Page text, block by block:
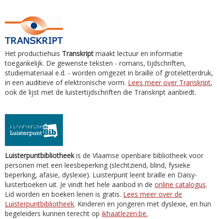
Het productiehuis Transkript maakt lectuur en informatie
toegankelijk. De gewenste teksten - romans, tijdschriften,
studiemateriaal e.d. - worden omgezet in braille of groteletterdruk,
in een auditieve of elektronische vorm. Lees meer over Transkript,
ook de lijst met de luistertijdschriften die Transkript aanbiedt.
Luisterpuntbibliotheekis de Vlaamse openbare bibliotheek voor
personen met een leesbeperking (slechtziend, blind, fysieke
beperking, afasie, dyslexie). Luisterpunt leent braille en Daisy-
luisterboeken uit. Je vindt het hele aanbod in de online catalogus.
Lid worden en boeken lenen is gratis. Lees meer over de
Luisterpuntbibliotheek. Kinderen en jongeren met dyslexie, en hun
begeleiders kunnen terecht op ikhaatlezen.be.